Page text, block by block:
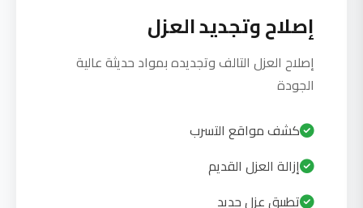
إصلاح وتجديد العزل
إصلاح العزل التالف وتجديده بمواد حديثة عالية
الجودة
كشف مواقع التسرب
إزالة العزل القديم
تطبيق عزل جديد